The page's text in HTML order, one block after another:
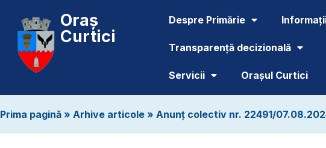
Oraș
Curtici
Despre Primărie
Transparență decizională
Servicii Orașul Curtici
Prima pagină » Arhive articole » Anunț colectiv nr. 22491/